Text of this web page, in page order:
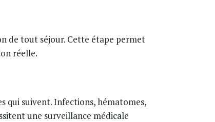
de tout séjour. Cette étape permet
réelle.
qui suivent. Infections, hématomes,
une surveillance médicale